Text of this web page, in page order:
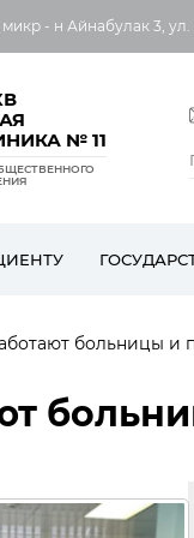
- н Айнабулак 3,
№ 11
больницы и